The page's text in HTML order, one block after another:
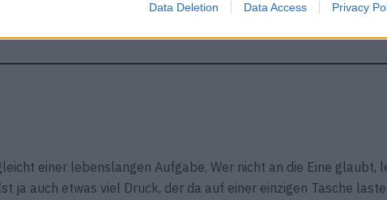
Data Deletion Data Access Privacy
einer lebenslangen Aufgabe. Wer nicht an die Eine glaubt,
ja auch etwas viel Druck, der da auf einer einzigen Tasche